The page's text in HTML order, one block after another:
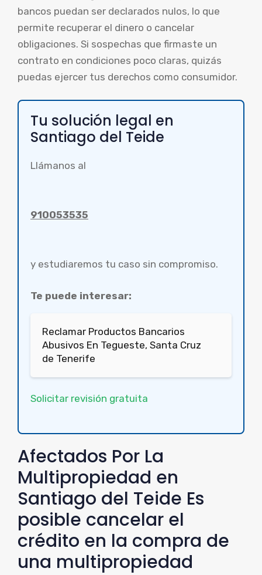
bancos puedan ser declarados nulos, lo que
permite recuperar el dinero o cancelar
obligaciones. Si sospechas que firmaste un
contrato en condiciones poco claras, quizás
puedas ejercer tus derechos como consumidor.
Tu solución legal en
Santiago del Teide
Llámanos al
910053535
y estudiaremos tu caso sin compromiso.
Te puede interesar:
Reclamar Productos Bancarios
Abusivos En Tegueste, Santa Cruz
de Tenerife
Solicitar revisión gratuita
Afectados Por La
Multipropiedad en
Santiago del Teide Es
posible cancelar el
crédito en la compra de
una multipropiedad